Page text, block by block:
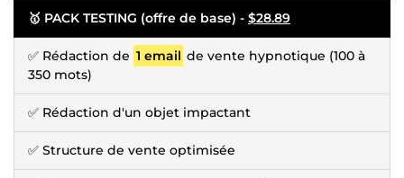
🥇 PACK TESTING (offre de base) - $28.89
✅ Rédaction de 1 email de vente hypnotique (100 à
350 mots)
✅ Rédaction d'un objet impactant
✅ Structure de vente optimisée